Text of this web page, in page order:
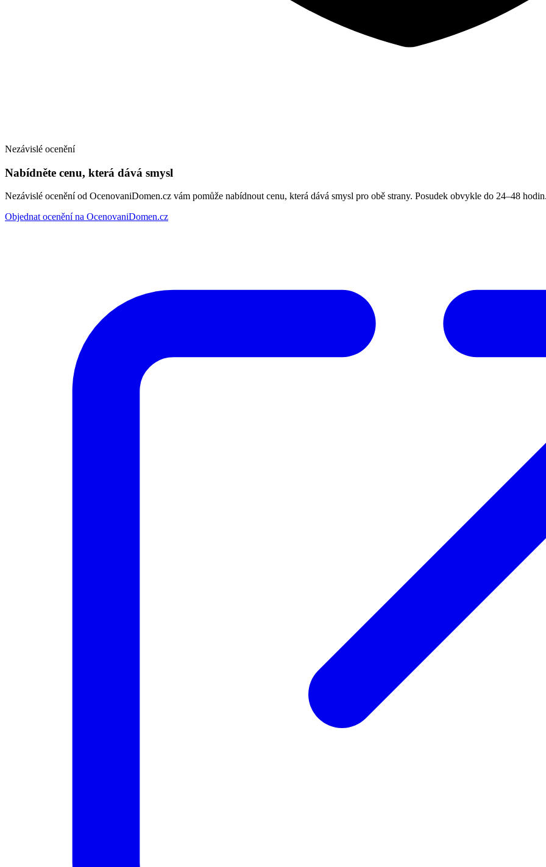
Nezávislé ocenění
Nabídněte cenu, která dává smysl
Nezávislé ocenění od OcenovaniDomen.cz vám pomůže nabídnout cenu, která dává smysl pro obě strany. Posudek obvykle do 24–48
Objednat ocenění na OcenovaniDomen.cz